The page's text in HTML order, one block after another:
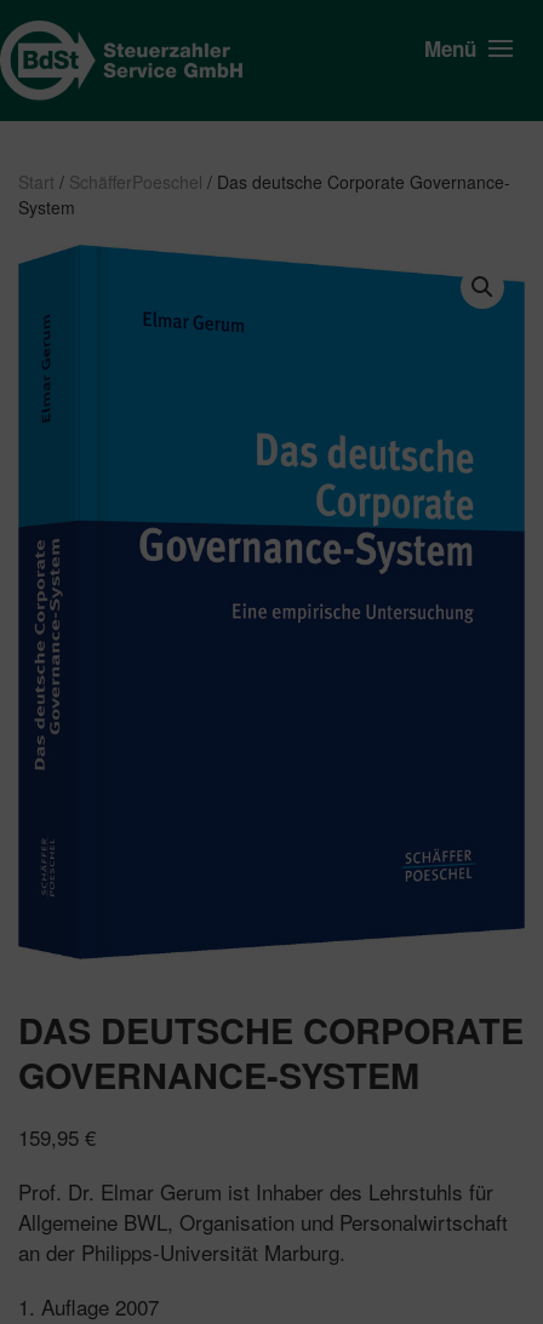
Menü
Start / SchäfferPoeschel / Das deutsche Corporate Governance-
System
DAS DEUTSCHE CORPORATE
GOVERNANCE-SYSTEM
159,95 €
Prof. Dr. Elmar Gerum ist Inhaber des Lehrstuhls für
Allgemeine BWL, Organisation und Personalwirtschaft
an der Philipps-Universität Marburg.
1. Auflage 2007